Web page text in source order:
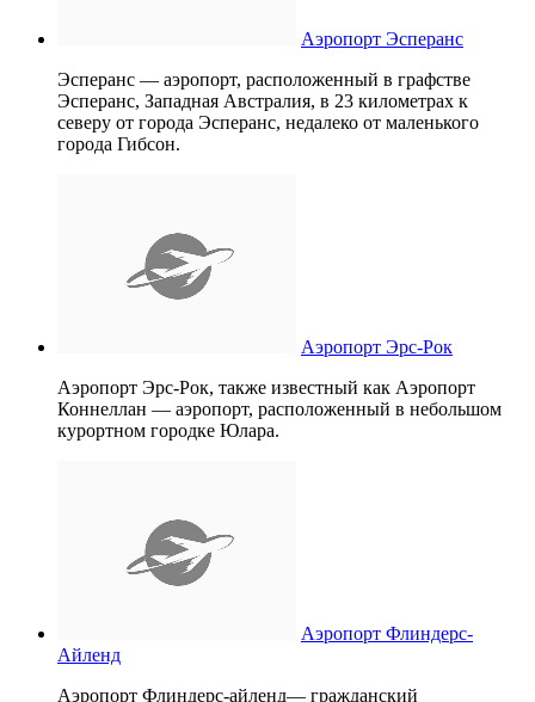
Аэропорт Эсперанс
Эсперанс — аэропорт, расположенный в графстве
Эсперанс, Западная Австралия, в 23 километрах к
северу от города Эсперанс, недалеко от маленького
города Гибсон.
Аэропорт Эрс-Рок
Аэропорт Эрс-Рок, также известный как Аэропорт
Коннеллан — аэропорт, расположенный в небольшом
курортном городке Юлара.
Аэропорт Флиндерс-
Айленд
Аэропорт Флиндерс-айленд— гражданский